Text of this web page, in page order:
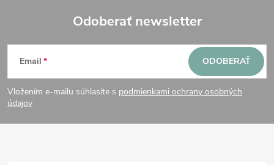
Z
á
p
Odoberať newsletter
Email
Vložením e-mailu súhlasíte s podmienkami ochrany osobných
údajov
ODOBERAŤ